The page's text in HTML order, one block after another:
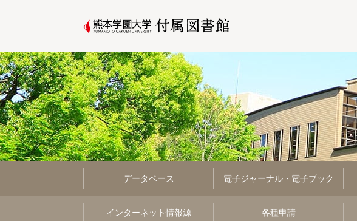
データベース 電子ジャーナル・電子ブック
インターネット情報源 各種申請